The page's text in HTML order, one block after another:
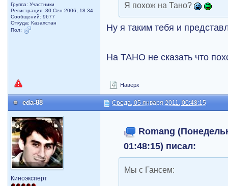
Группа: Участники
Регистрация: 30 Сен 2006, 18:34
Сообщений: 9677
Откуда: Казахстан
Пол:
Я похож на Тано?
Ну я таким тебя и
На ТАНО не сказать что
Наверх
eda-88 Среда, 05 января 2011, 00:48:15
Киноэксперт
Romang
01:48:15) писал:
Мы с Гансем: